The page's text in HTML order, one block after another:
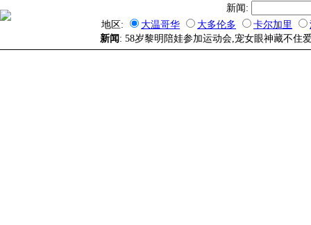
新闻:
地区:
大温哥华 大多伦多 卡尔加里
新闻 : 58岁黎明陪娃参加运动会,宠女眼神藏不住